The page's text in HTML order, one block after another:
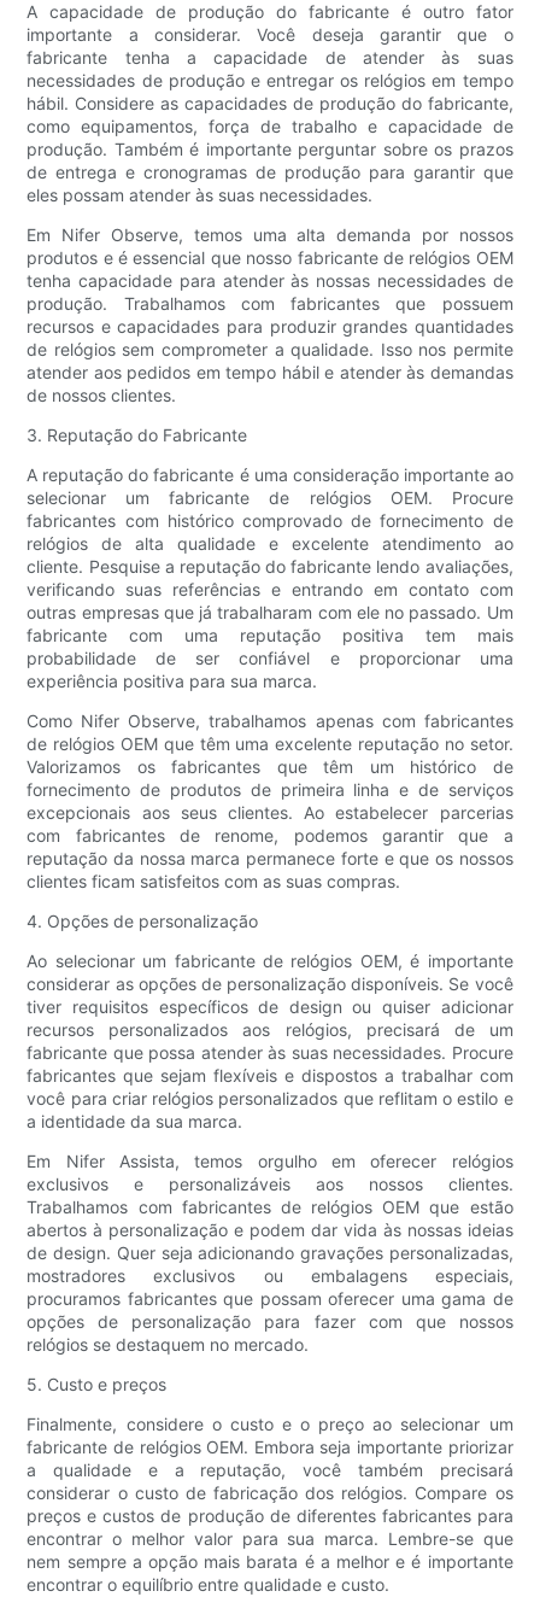
A capacidade de produção do fabricante é outro fator
importante a considerar. Você deseja garantir que o
fabricante tenha a capacidade de atender às suas
necessidades de produção e entregar os relógios em tempo
hábil. Considere as capacidades de produção do fabricante,
como equipamentos, força de trabalho e capacidade de
produção. Também é importante perguntar sobre os prazos
de entrega e cronogramas de produção para garantir que
eles possam atender às suas necessidades.
Em Nifer Observe, temos uma alta demanda por nossos
produtos e é essencial que nosso fabricante de relógios OEM
tenha capacidade para atender às nossas necessidades de
produção. Trabalhamos com fabricantes que possuem
recursos e capacidades para produzir grandes quantidades
de relógios sem comprometer a qualidade. Isso nos permite
atender aos pedidos em tempo hábil e atender às demandas
de nossos clientes.
3. Reputação do Fabricante
A reputação do fabricante é uma consideração importante ao
selecionar um fabricante de relógios OEM. Procure
fabricantes com histórico comprovado de fornecimento de
relógios de alta qualidade e excelente atendimento ao
cliente. Pesquise a reputação do fabricante lendo avaliações,
verificando suas referências e entrando em contato com
outras empresas que já trabalharam com ele no passado. Um
fabricante com uma reputação positiva tem mais
probabilidade de ser confiável e proporcionar uma
experiência positiva para sua marca.
Como Nifer Observe, trabalhamos apenas com fabricantes
de relógios OEM que têm uma excelente reputação no setor.
Valorizamos os fabricantes que têm um histórico de
fornecimento de produtos de primeira linha e de serviços
excepcionais aos seus clientes. Ao estabelecer parcerias
com fabricantes de renome, podemos garantir que a
reputação da nossa marca permanece forte e que os nossos
clientes ficam satisfeitos com as suas compras.
4. Opções de personalização
Ao selecionar um fabricante de relógios OEM, é importante
considerar as opções de personalização disponíveis. Se você
tiver requisitos específicos de design ou quiser adicionar
recursos personalizados aos relógios, precisará de um
fabricante que possa atender às suas necessidades. Procure
fabricantes que sejam flexíveis e dispostos a trabalhar com
você para criar relógios personalizados que reflitam o estilo e
a identidade da sua marca.
Em Nifer Assista, temos orgulho em oferecer relógios
exclusivos e personalizáveis ​​aos nossos clientes.
Trabalhamos com fabricantes de relógios OEM que estão
abertos à personalização e podem dar vida às nossas ideias
de design. Quer seja adicionando gravações personalizadas,
mostradores exclusivos ou embalagens especiais,
procuramos fabricantes que possam oferecer uma gama de
opções de personalização para fazer com que nossos
relógios se destaquem no mercado.
5. Custo e preços
Finalmente, considere o custo e o preço ao selecionar um
fabricante de relógios OEM. Embora seja importante priorizar
a qualidade e a reputação, você também precisará
considerar o custo de fabricação dos relógios. Compare os
preços e custos de produção de diferentes fabricantes para
encontrar o melhor valor para sua marca. Lembre-se que
nem sempre a opção mais barata é a melhor e é importante
encontrar o equilíbrio entre qualidade e custo.